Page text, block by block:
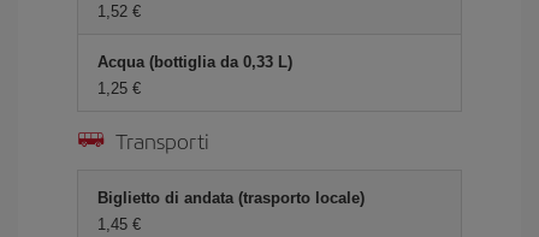
1,52 €
Acqua (bottiglia da 0,33 L)
1,25 €
Transporti
Biglietto di andata (trasporto locale)
1,45 €